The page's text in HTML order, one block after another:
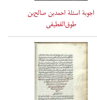
اجوبة اسئلة احمدبن صالح‌بن
طوق‌القطیفی